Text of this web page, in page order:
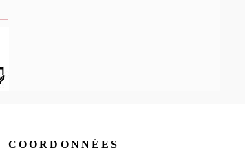
COORDONNÉES